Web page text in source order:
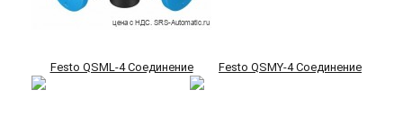
Festo QSML-4 Соединение Festo QSMY-4 Соединение